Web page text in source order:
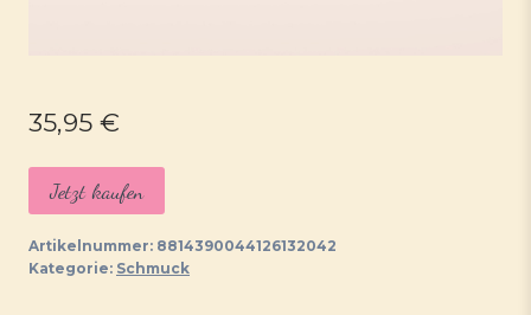
35,95 €
Jetzt kaufen
Artikelnummer: 8814390044126132042
Kategorie: Schmuck